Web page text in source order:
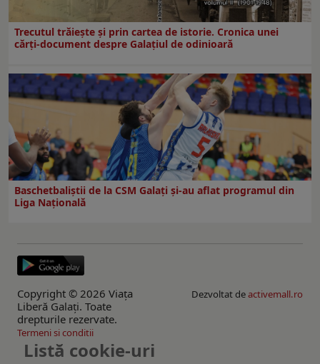
Trecutul trăiește și prin cartea de istorie. Cronica unei
cărți-document despre Galațiul de odinioară
Baschetbaliștii de la CSM Galați și-au aflat programul din
Liga Națională
Copyright © 2026 Viaţa
Liberă Galaţi. Toate
drepturile rezervate.
Dezvoltat deactivemall.ro
Termeni si conditii
Listă cookie-uri